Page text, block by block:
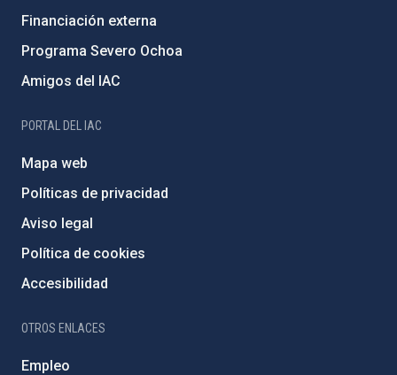
Financiación externa
Programa Severo Ochoa
Amigos del IAC
PORTAL DEL IAC
Mapa web
Políticas de privacidad
Aviso legal
Política de cookies
Accesibilidad
OTROS ENLACES
Empleo